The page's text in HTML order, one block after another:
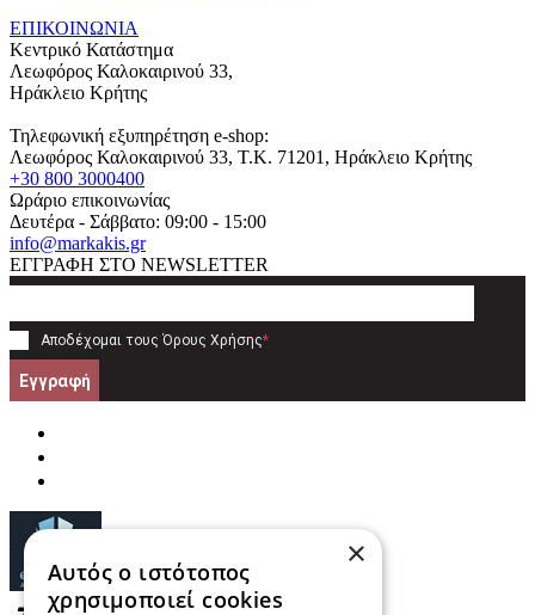
ΕΠΙΚΟΙΝΩΝΙΑ
Κεντρικό Κατάστημα
Λεωφόρος Καλοκαιρινού 33,
Ηράκλειο Κρήτης
Τηλεφωνική εξυπηρέτηση e-shop:
Λεωφόρος Καλοκαιρινού 33, T.K. 71201, Ηράκλειο Κρήτης
+30 800 3000400
Ωράριο επικοινωνίας
Δευτέρα - Σάββατο: 09:00 - 15:00
info@markakis.gr
ΕΓΓΡΑΦΗ ΣΤΟ NEWSLETTER
Αποδέχομαι τους Όρους Χρήσης*
Εγγραφή
×
Αυτός ο ιστότοπος
χρησιμοποιεί cookies